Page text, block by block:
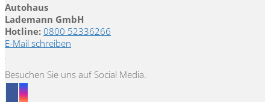
Autohaus
Lademann GmbH
Hotline: 0800 52336266
E-Mail schreiben
Besuchen Sie uns auf Social Media.